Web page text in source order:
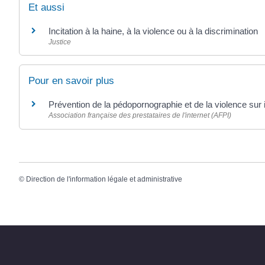
Et aussi
Incitation à la haine, à la violence ou à la discrimination
Justice
Pour en savoir plus
Prévention de la pédopornographie et de la violence sur
Association française des prestataires de l'internet (AFPI)
© Direction de l'information légale et administrative